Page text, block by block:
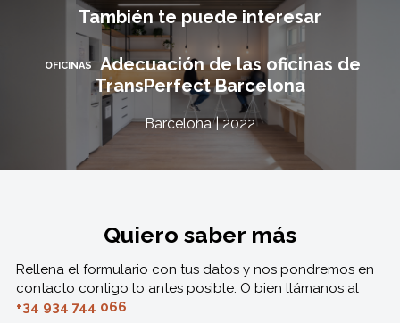
También te puede interesar
OFICINAS Adecuación de las oficinas de
TransPerfect Barcelona
Barcelona | 2022
Quiero saber más
Rellena el formulario con tus datos y nos pondremos en
contacto contigo lo antes posible. O bien llámanos al
+34 934 744 066